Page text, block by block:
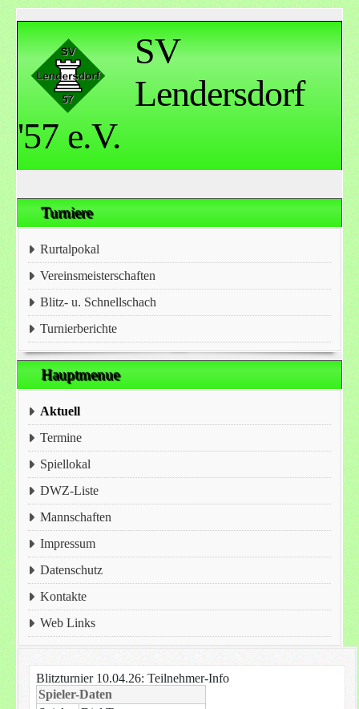
SV
Lendersdorf
'57 e.V.
Turniere
Rurtalpokal
Vereinsmeisterschaften
Blitz- u. Schnellschach
Turnierberichte
Hauptmenue
Aktuell
Termine
Spiellokal
DWZ-Liste
Mannschaften
Impressum
Datenschutz
Kontakte
Web Links
Blitzturnier 10.04.26: Teilnehmer-Info
Spieler-Daten